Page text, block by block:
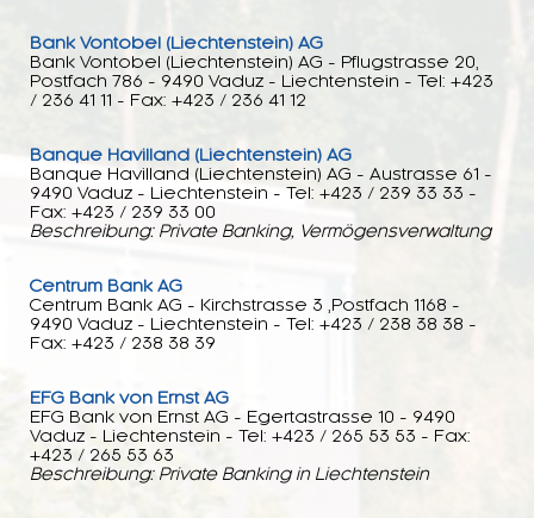
Bank Vontobel (Liechtenstein) AG
Bank Vontobel (Liechtenstein) AG - Pflugstrasse 20,
Postfach 786 - 9490 Vaduz - Liechtenstein - Tel: +423
/ 236 41 11 - Fax: +423 / 236 41 12
Banque Havilland (Liechtenstein) AG
Banque Havilland (Liechtenstein) AG - Austrasse 61 -
9490 Vaduz - Liechtenstein - Tel: +423 / 239 33 33 -
Fax: +423 / 239 33 00
Beschreibung: Private Banking, Vermögensverwaltung
Centrum Bank AG
Centrum Bank AG - Kirchstrasse 3 ,Postfach 1168 -
9490 Vaduz - Liechtenstein - Tel: +423 / 238 38 38 -
Fax: +423 / 238 38 39
EFG Bank von Ernst AG
EFG Bank von Ernst AG - Egertastrasse 10 - 9490
Vaduz - Liechtenstein - Tel: +423 / 265 53 53 - Fax:
+423 / 265 53 63
Beschreibung: Private Banking in Liechtenstein